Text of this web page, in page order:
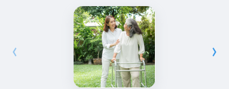
‹ ›